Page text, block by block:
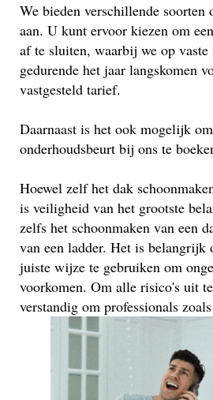
We bieden verschillende soorten
aan. U kunt ervoor kiezen om
af te sluiten, waarbij we op vaste
gedurende het jaar langskomen
vastgesteld tarief.
Daarnaast is het ook mogelijk
onderhoudsbeurt bij ons te
Hoewel zelf het dak
is veiligheid van het grootste
zelfs het schoonmaken van een
van een ladder. Het is belangrijk
juiste wijze te gebruiken om
voorkomen. Om alle risico's uit
verstandig om professionals